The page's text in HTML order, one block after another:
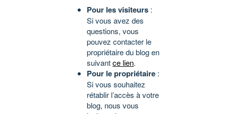
Pour les visiteurs :
Si vous avez des
questions, vous
pouvez contacter le
propriétaire du blog en
suivantce lien.
Pour le propriétaire :
Si vous souhaitez
rétablir l’accès à votre
blog, nous vous